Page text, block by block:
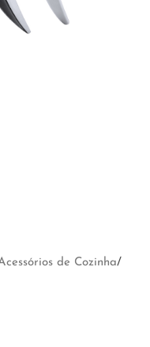
de Cozinha/